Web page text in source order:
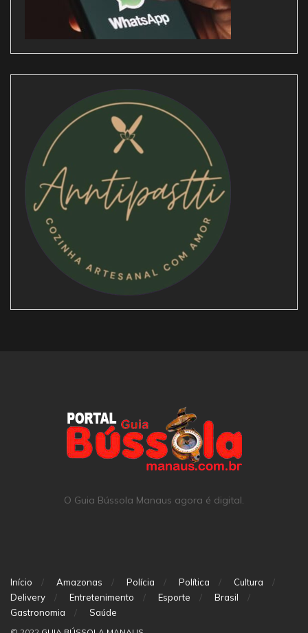
O Guia Bússola Manaus agora é digital.
Início Amazonas Polícia Política
Cultura
Delivery
Entretenimento Esporte
Brasil
Gastronomia
Saúde